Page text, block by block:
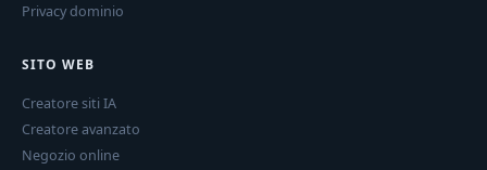
Privacy dominio
SITO WEB
Creatore siti IA
Creatore avanzato
Negozio online